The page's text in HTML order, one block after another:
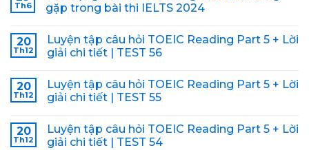
Th6
gặp trong bài thi IELTS 2024
20
Th12
Luyện tập câu hỏi TOEIC Reading Part 5 + Lời
giải chi tiết | TEST 56
20
Th12
Luyện tập câu hỏi TOEIC Reading Part 5 + Lời
giải chi tiết | TEST 55
20
Th12
Luyện tập câu hỏi TOEIC Reading Part 5 + Lời
giải chi tiết | TEST 54